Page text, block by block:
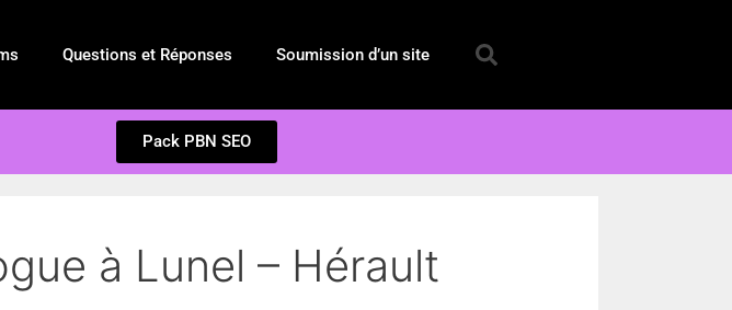
Questions et Réponses Soumission d’un site
Pack PBN SEO
à Lunel – Hérault